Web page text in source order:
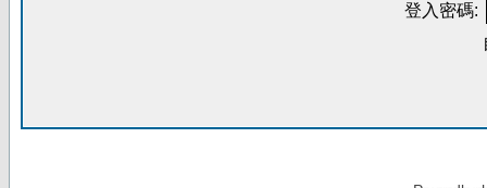
登入密碼: